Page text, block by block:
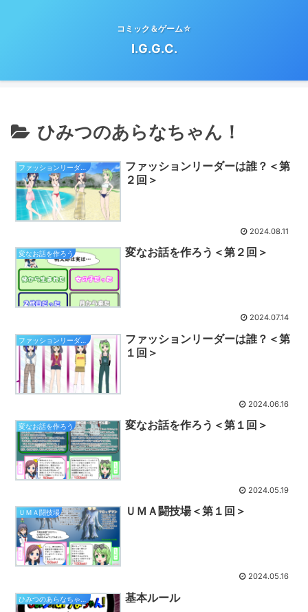
コミック＆ゲーム☆
I.G.G.C.
ひみつのあらなちゃん！
ファッションリーダーは誰？＜第
２回＞
2024.08.11
変なお話を作ろう 変なお話を作ろう＜第２回＞
2024.07.14
ファッションリーダーは誰？＜第
１回＞
2024.06.16
変なお話を作ろう 変なお話を作ろう＜第１回＞
2024.05.19
ＵＭＡ闘技場 ＵＭＡ闘技場＜第１回＞
2024.05.16
基本ルール